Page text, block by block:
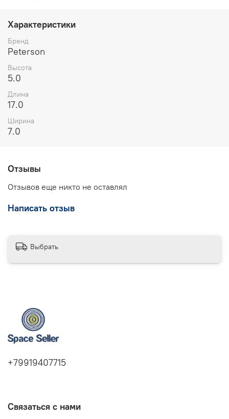
Характеристики
Бренд
Peterson
Высота
5.0
Длина
17.0
Ширина
7.0
Отзывы
Отзывов еще никто не оставлял
Написать отзыв
Выбрать
+79919407715
Связаться с нами